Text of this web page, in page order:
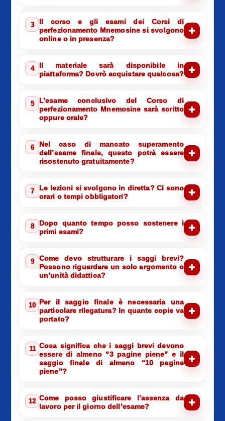
3
Il corso e gli esami dei Corsi di
perfezionamento Mnemosine si svolgono
online o in presenza?
4
Il materiale sarà disponibile in
piattaforma? Dovrò acquistare qualcosa?
5
L’esame conclusivo del Corso di
perfezionamento Mnemosine sarà scritto
oppure orale?
6
Nel caso di mancato superamento
dell’esame finale, questo potrà essere
risostenuto gratuitamente?
7
Le lezioni si svolgono in diretta? Ci sono
orari o tempi obbligatori?
8
Dopo quanto tempo posso sostenere i
primi esami?
9
Come devo strutturare i saggi brevi?
Possono riguardare un solo argomento o
un’unità didattica?
10 Per il saggio finale è necessaria una
particolare rilegatura? In quante copie va
portato?
11 Cosa significa che i saggi brevi devono
essere di almeno “3 pagine piene” e il
saggio finale di almeno “10 pagine
piene”?
12 Come posso giustificare l’assenza da
lavoro per il giorno dell’esame?